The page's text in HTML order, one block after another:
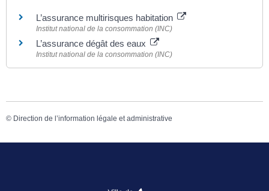
L’assurance multirisques habitation
Institut national de la consommation (INC)
L’assurance dégât des eaux
Institut national de la consommation (INC)
© Direction de l’information légale et administrative